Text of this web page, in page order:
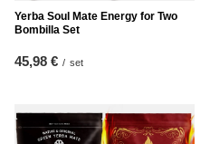
Yerba Soul Mate Energy for Two
Bombilla Set
45,98 € / set